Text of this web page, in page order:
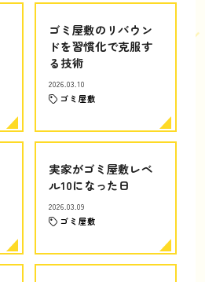
ゴミ屋敷のリバウン
ドを習慣化で克服す
る技術
2026.03.10
ゴミ屋敷
実家がゴミ屋敷レベ
ル10になった日
2026.03.09
ゴミ屋敷